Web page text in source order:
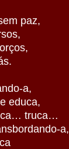
paz,
a,
educa,
truca…
a,